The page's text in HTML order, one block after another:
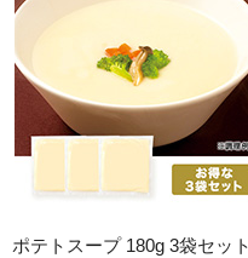
ポテトスープ 180g 3袋セット